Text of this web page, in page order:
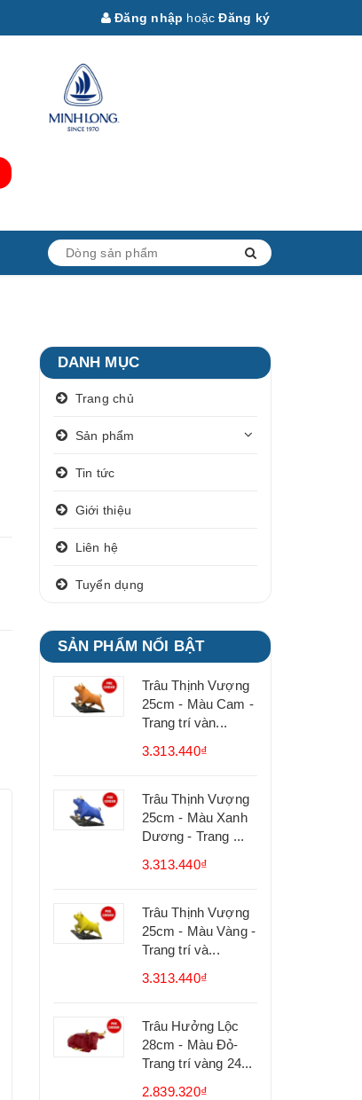
Đăng nhập hoặc Đăng ký
DANH MỤC
Trang chủ
Sản phẩm
Tin tức
Giới thiệu
Liên hệ
Tuyển dụng
SẢN PHẨM NỔI BẬT
Trâu Thịnh Vượng
25cm - Màu Cam -
Trang trí vàn...
3.313.440₫
Trâu Thịnh Vượng
25cm - Màu Xanh
Dương - Trang ...
3.313.440₫
Trâu Thịnh Vượng
25cm - Màu Vàng -
Trang trí và...
3.313.440₫
Trâu Hưởng Lộc
28cm - Màu Đỏ-
Trang trí vàng 24...
2.839.320₫